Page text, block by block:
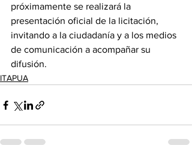
próximamente se realizará la
presentación oficial de la licitación,
invitando a la ciudadanía y a los medios
de comunicación a acompañar su
difusión.
ITAPUA